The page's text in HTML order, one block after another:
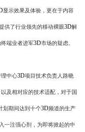
显示效果及体验，更在于内容
供了行业领先的移动裸眼3D解
端业者进军3D市场的疑虑。
中心3D项目技术负责人路晓
及相对应的技术适配，对于国
划期间达到十个3D频道的生产
一注强心剂，为即将掀起的中